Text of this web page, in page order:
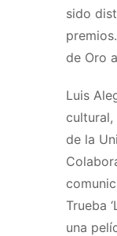
sido
de Oro
Luis
de la
Trueba
una